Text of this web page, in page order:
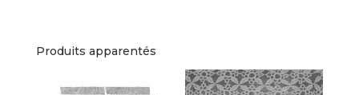
Produits apparentés